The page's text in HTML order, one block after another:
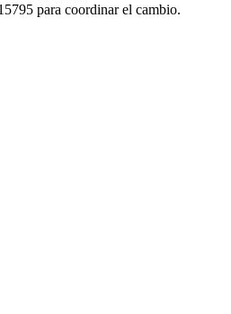
para coordinar el cambio.